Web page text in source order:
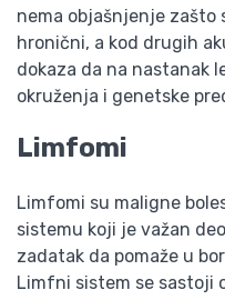
nema objašnjenje zašto
hronični, a kod drugih
dokaza da na nastanak
okruženja i genetske
Limfomi
Limfomi su maligne
sistemu koji je važan
zadatak da pomaže u
Limfni sistem se sastoji